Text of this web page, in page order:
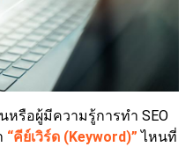
หรือผู้มีความรู้การทำ SEO
“คีย์เวิร์ด (Keyword)”ไหนที่